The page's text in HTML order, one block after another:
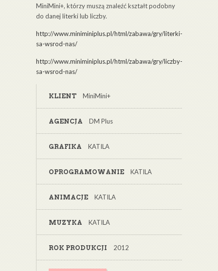
MiniMini+, którzy muszą znaleźć kształt podobny
do danej literki lub liczby.
http://www.miniminiplus.pl/html/zabawa/gry/literki-
sa-wsrod-nas/
http://www.miniminiplus.pl/html/zabawa/gry/liczby-
sa-wsrod-nas/
KLIENT MiniMini+
AGENCJA DM Plus
GRAFIKA KATILA
OPROGRAMOWANIE KATILA
ANIMACJE KATILA
MUZYKA KATILA
ROK PRODUKCJI 2012